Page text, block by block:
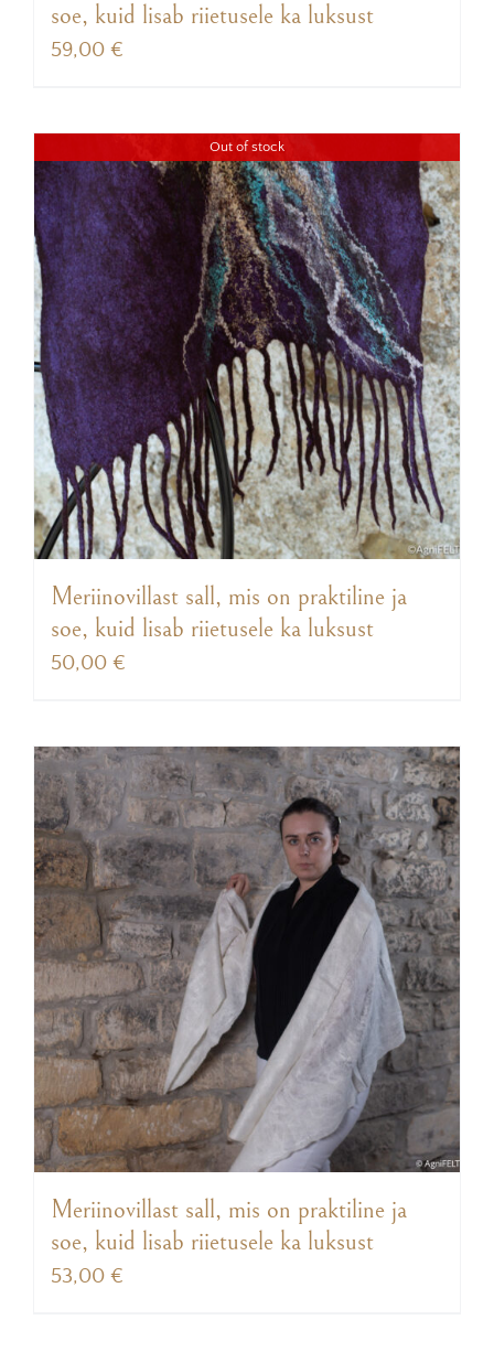
soe, kuid lisab riietusele ka luksust
59,00 €
Out of stock
Meriinovillast sall, mis on praktiline ja
soe, kuid lisab riietusele ka luksust
50,00 €
Meriinovillast sall, mis on praktiline ja
soe, kuid lisab riietusele ka luksust
53,00 €